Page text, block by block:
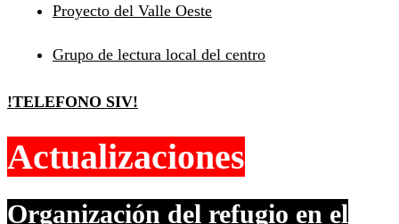
Proyecto del Valle Oeste
Grupo de lectura local del centro
!TELEFONO SIV!
Actualizaciones
Organización del refugio en el